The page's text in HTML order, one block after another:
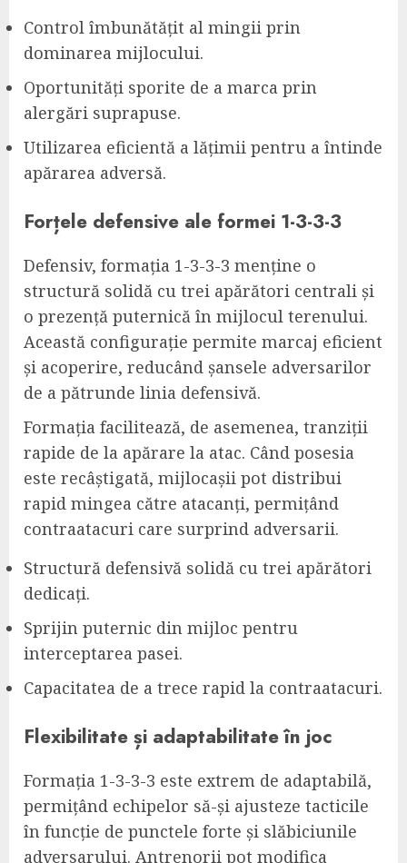
Control îmbunătățit al mingii prin
dominarea mijlocului.
Oportunități sporite de a marca prin
alergări suprapuse.
Utilizarea eficientă a lățimii pentru a întinde
apărarea adversă.
Forțele defensive ale formei 1-3-3-3
Defensiv, formația 1-3-3-3 menține o
structură solidă cu trei apărători centrali și
o prezență puternică în mijlocul terenului.
Această configurație permite marcaj eficient
și acoperire, reducând șansele adversarilor
de a pătrunde linia defensivă.
Formația facilitează, de asemenea, tranziții
rapide de la apărare la atac. Când posesia
este recâștigată, mijlocașii pot distribui
rapid mingea către atacanți, permițând
contraatacuri care surprind adversarii.
Structură defensivă solidă cu trei apărători
dedicați.
Sprijin puternic din mijloc pentru
interceptarea pasei.
Capacitatea de a trece rapid la contraatacuri.
Flexibilitate și adaptabilitate în joc
Formația 1-3-3-3 este extrem de adaptabilă,
permițând echipelor să-și ajusteze tacticile
în funcție de punctele forte și slăbiciunile
adversarului. Antrenorii pot modifica